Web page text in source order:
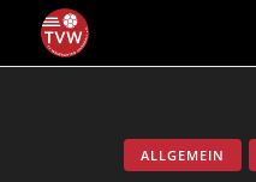
ALLGEMEIN